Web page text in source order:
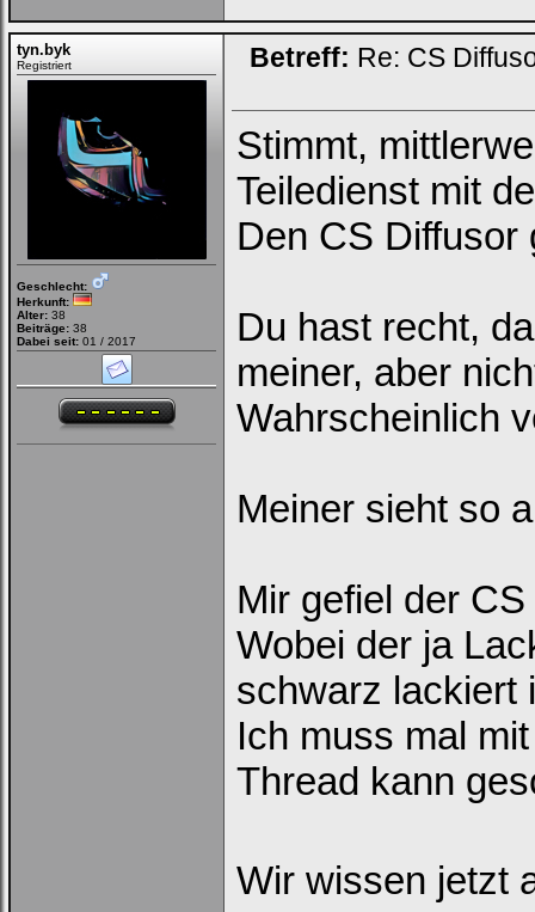
tyn.byk
Registriert
Geschlecht:
Herkunft:
Alter: 38
Beiträge: 38
Dabei seit: 01 / 2017
Betreff: Re: CS
Stimmt,
Teiledienst mit
Den CS
Du hast recht,
meiner, aber
Wahrscheinlich
Meiner sieht so
Mir gefiel der
Wobei der ja
schwarz lackiert
Ich muss mal
Thread kann
Wir wissen jetzt